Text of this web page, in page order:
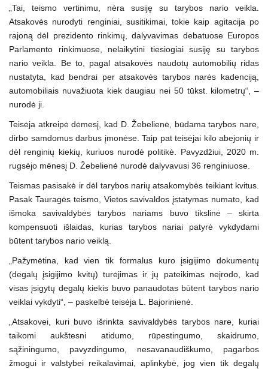
„Tai, teismo vertinimu, nėra susiję su tarybos nario veikla.
Atsakovės nurodyti renginiai, susitikimai, tokie kaip agitacija po
rajoną dėl prezidento rinkimų, dalyvavimas debatuose Europos
Parlamento rinkimuose, nelaikytini tiesiogiai susiję su tarybos
nario veikla. Be to, pagal atsakovės naudotų automobilių ridas
nustatyta, kad bendrai per atsakovės tarybos narės kadenciją,
automobiliais nuvažiuota kiek daugiau nei 50 tūkst. kilometrų“, –
nurodė ji.
Teisėja atkreipė dėmesį, kad D. Žebelienė, būdama tarybos nare,
dirbo samdomus darbus įmonėse. Taip pat teisėjai kilo abejonių ir
dėl renginių kiekių, kuriuos nurodė politikė. Pavyzdžiui, 2020 m.
rugsėjo mėnesį D. Žebelienė nurodė dalyvavusi 36 renginiuose.
Teismas pasisakė ir dėl tarybos narių atsakomybės teikiant kvitus.
Pasak Tauragės teismo, Vietos savivaldos įstatymas numato, kad
išmoka savivaldybės tarybos nariams buvo tikslinė – skirta
kompensuoti išlaidas, kurias tarybos nariai patyrė vykdydami
būtent tarybos nario veiklą.
„Pažymėtina, kad vien tik formalus kuro įsigijimo dokumentų
(degalų įsigijimo kvitų) turėjimas ir jų pateikimas neįrodo, kad
visas įsigytų degalų kiekis buvo panaudotas būtent tarybos nario
veiklai vykdyti“, – paskelbė teisėja L. Bajorinienė.
„Atsakovei, kuri buvo išrinkta savivaldybės tarybos nare, kuriai
taikomi aukštesni atidumo, rūpestingumo, skaidrumo,
sąžiningumo, pavyzdingumo, nesavanaudiškumo, pagarbos
žmogui ir valstybei reikalavimai, aplinkybė, jog vien tik degalų